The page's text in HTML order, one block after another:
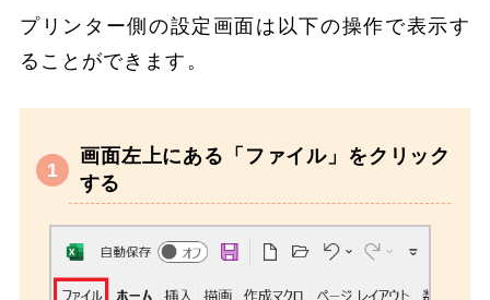
プリンター側の設定画面は以下の操作で表示す
ることができます。
画面左上にある「ファイル」をクリック
する